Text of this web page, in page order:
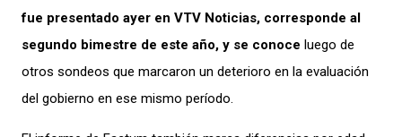
fue presentado ayer en VTV Noticias, corresponde al
segundo bimestre de este año, y se conoce luego de
otros sondeos que marcaron un deterioro en la evaluación
del gobierno en ese mismo período.